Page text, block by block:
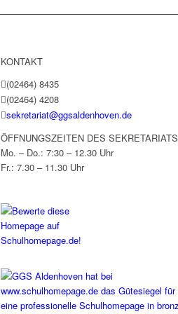
KONTAKT
(02464) 8435
(02464) 4208
sekretariat@ggsaldenhoven.de
ÖFFNUNGSZEITEN DES SEKRETARIATS
Mo. – Do.: 7:30 – 12.30 Uhr
Fr.: 7.30 – 11.30 Uhr